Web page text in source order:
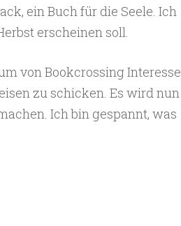
ein Buch für die Seele. Ich
erscheinen soll.
von Bookcrossing Interesse
zu schicken. Es wird nun
Ich bin gespannt, was